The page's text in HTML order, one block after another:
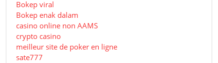
Bokep viral
Bokep enak dalam
casino online non AAMS
crypto casino
meilleur site de poker en ligne
sate777